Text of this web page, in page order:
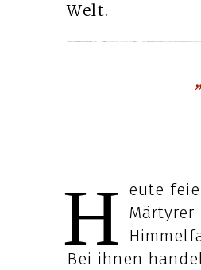
Welt.
H eute
Märtyrer
Bei ihnen